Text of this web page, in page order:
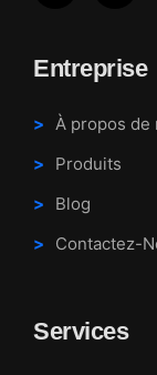
Entreprise
À propos de
Produits
Blog
Contactez-
Services